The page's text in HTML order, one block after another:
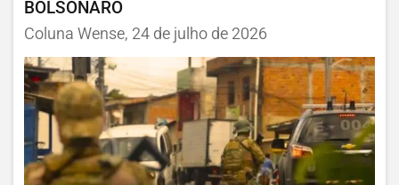
BOLSONARO
Coluna Wense, 24 de julho de 2026